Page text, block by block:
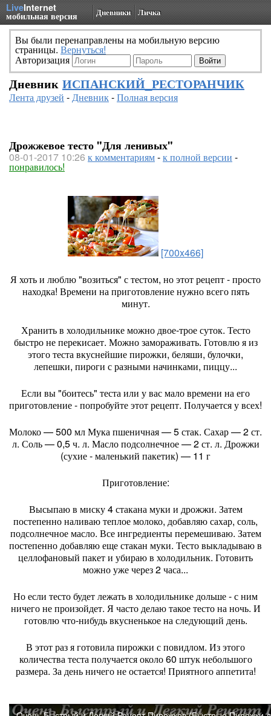
LiveInternet
мобильная версия Дневники Личка
Вы были перенаправлены на мобильную версию
страницы. Вернуться!
Авторизация
Дневник ИСПАНСКИЙ_РЕСТОРАНЧИК
Лента друзей -Дневник-Полная версия
Дрожжевое тесто "Для ленивых"
08-01-2017 10:26 к комментариям-к полной версии -
понравилось!
[700x466]
Я хоть и люблю "возиться" с тестом, но этот рецепт - просто
находка! Времени на приготовление нужно всего пять
минут.
Хранить в холодильнике можно двое-трое суток. Тесто
быстро не перекисает. Можно замораживать. Готовлю я из
этого теста вкуснейшие пирожки, беляши, булочки,
лепешки, пироги с разными начинками, пиццу...
Если вы "боитесь" теста или у вас мало времени на его
приготовление - попробуйте этот рецепт. Получается у всех!
Молоко — 500 мл Мука пшеничная — 5 стак. Сахар — 2 ст.
л. Соль — 0,5 ч. л. Масло подсолнечное — 2 ст. л. Дрожжи
(сухие - маленький пакетик) — 11 г
Приготовление:
Высыпаю в миску 4 стакана муки и дрожжи. Затем
постепенно наливаю теплое молоко, добавляю сахар, соль,
подсолнечное масло. Все ингредиенты перемешиваю. Затем
постепенно добавляю еще стакан муки. Тесто выкладываю в
целлофановый пакет и убираю в холодильник. Готовить
можно уже через 2 часа...
Но если тесто будет лежать в холодильнике дольше - с ним
ничего не произойдет. Я часто делаю такое тесто на ночь. И
готовлю что-нибудь вкусненькое на следующий день.
В этот раз я готовила пирожки с повидлом. Из этого
количества теста получается около 60 штук небольшого
размера. За день ничего не остается! Приятного аппетита!